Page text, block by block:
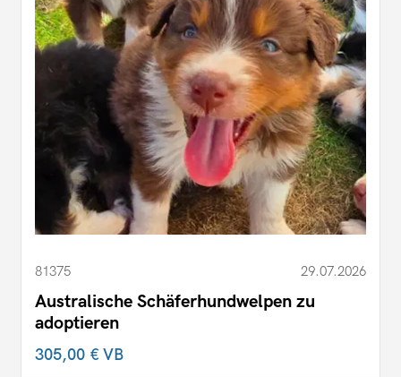
81375 29.07.2026
Australische Schäferhundwelpen zu
adoptieren
305,00 €VB